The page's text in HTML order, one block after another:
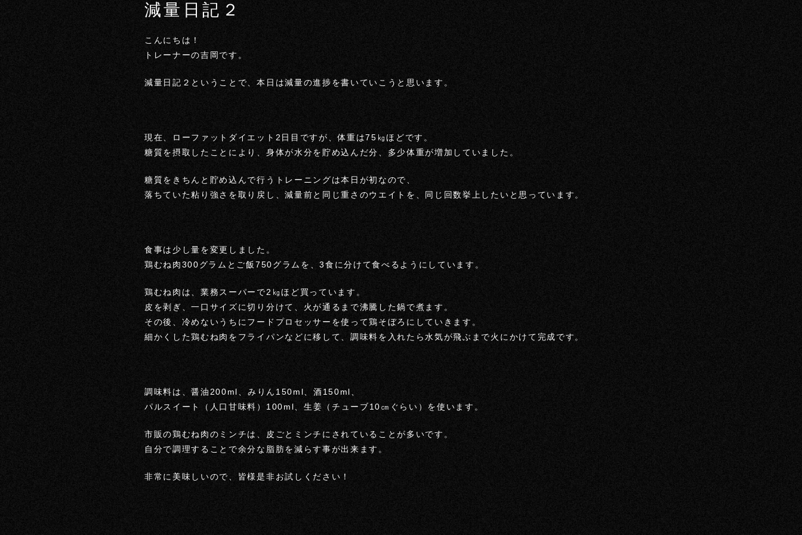
減量日記２
こんにちは！
トレーナーの吉岡です。
減量日記２ということで、本日は減量の進捗を書いていこうと思います。
現在、ローファットダイエット2日目ですが、体重は75㎏ほどです。
糖質を摂取したことにより、身体が水分を貯め込んだ分、多少体重が増加していました。
糖質をきちんと貯め込んで行うトレーニングは本日が初なので、
落ちていた粘り強さを取り戻し、減量前と同じ重さのウエイトを、同じ回数挙上したいと思っています。
食事は少し量を変更しました。
鶏むね肉300グラムとご飯750グラムを、3食に分けて食べるようにしています。
鶏むね肉は、業務スーパーで2㎏ほど買っています。
皮を剥ぎ、一口サイズに切り分けて、火が通るまで沸騰した鍋で煮ます。
その後、冷めないうちにフードプロセッサーを使って鶏そぼろにしていきます。
細かくした鶏むね肉をフライパンなどに移して、調味料を入れたら水気が飛ぶまで火にかけて完成です。
調味料は、醤油200ml、みりん150ml、酒150ml、
パルスイート（人口甘味料）100ml、生姜（チューブ10㎝ぐらい）を使います。
市販の鶏むね肉のミンチは、皮ごとミンチにされていることが多いです。
自分で調理することで余分な脂肪を減らす事が出来ます。
非常に美味しいので、皆様是非お試しください！